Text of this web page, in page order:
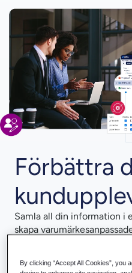
Förbättra
Samla all din information i
skapa
Alla relevanta
By clicking “Accept All Cookies”, you